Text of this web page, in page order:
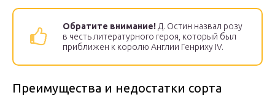
Обратите внимание! Д. Остин назвал розу
в честь литературного героя, который был
приближен к королю Англии Генриху IV.
Преимущества и недостатки сорта